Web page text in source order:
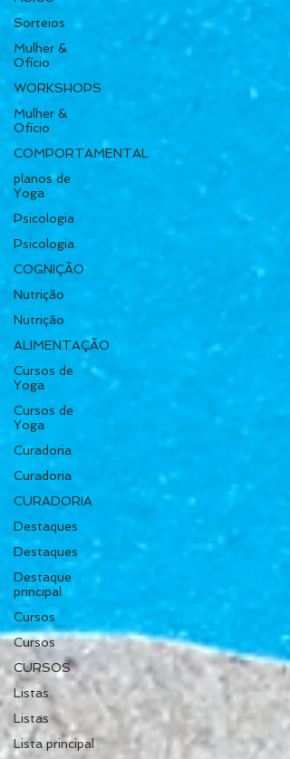
Sorteios
Mulher &
Ofício
WORKSHOPS
Mulher &
Ofício
COMPORTAMENTAL
planos de
Yoga
Psicologia
Psicologia
COGNIÇÃO
Nutrição
Nutrição
ALIMENTAÇÃO
Cursos de
Yoga
Cursos de
Yoga
Curadoria
Curadoria
CURADORIA
Destaques
Destaques
Destaque
principal
Cursos
Cursos
CURSOS
Listas
Listas
Lista principal